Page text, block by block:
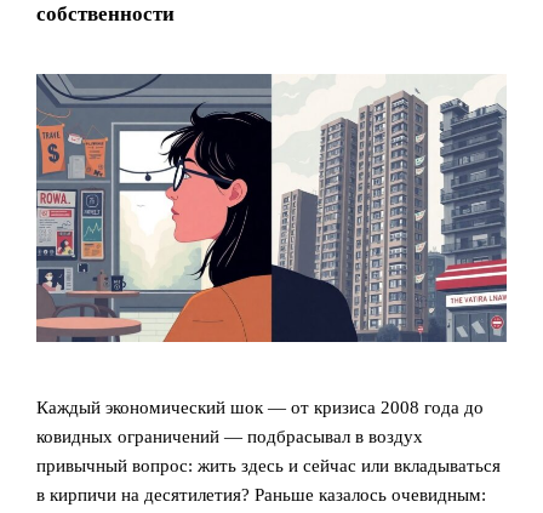
собственности
Каждый экономический шок — от кризиса 2008 года до
ковидных ограничений — подбрасывал в воздух
привычный вопрос: жить здесь и сейчас или вкладываться
в кирпичи на десятилетия? Раньше казалось очевидным: